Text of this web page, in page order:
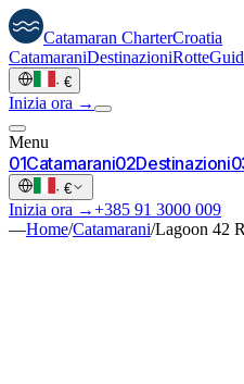
Catamaran CharterCroatia
CatamaraniDestinazioniRotte
· €
Inizia ora →
Menu
01Catamarani02Destinazioni0
· €
Inizia ora →+385 91 3000 009
—Home/Catamarani/Lagoon 42